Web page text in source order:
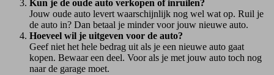
Kun je de oude auto verkopen of inruilen?
Jouw oude auto levert waarschijnlijk nog wel wat op. Ruil je
de auto in? Dan betaal je minder voor jouw nieuwe auto.
Hoeveel wil je uitgeven voor de auto?
Geef niet het hele bedrag uit als je een nieuwe auto gaat
kopen. Bewaar een deel. Voor als je met jouw auto toch nog
naar de garage moet.